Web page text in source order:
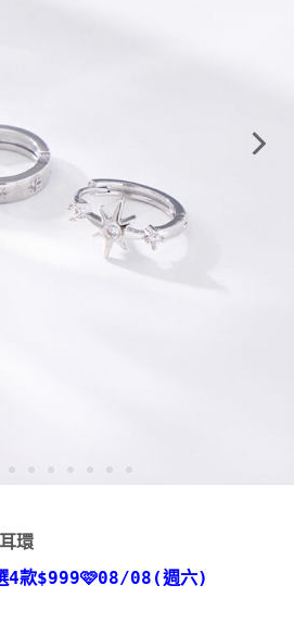
環
4款$999🩷08/08(週六)